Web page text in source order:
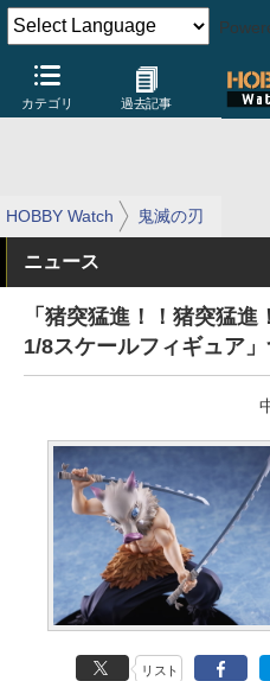
カテゴリ 過去記事
HOBBY Watch 鬼滅の刃
ニュース
「猪突猛進！！猪突猛
1/8スケールフィギュア」
リスト